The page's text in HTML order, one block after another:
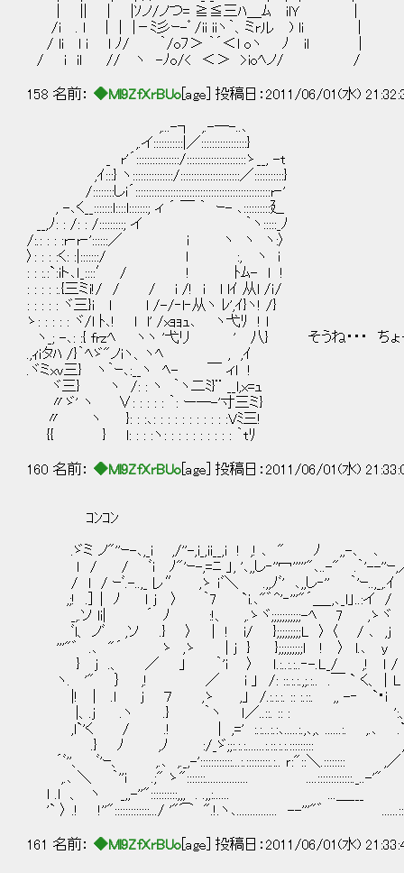
| || | |ｿノ/ノつ= ≧≦三ﾊ＿ﾑ ilＹ |
/i . l | | |－ﾐ彡ｰ-゜/ii iiヽ｀、ミrル ) li |
/ li l i l ﾉ/ ｀/oﾌ＞ ｀´＜l oヽ ﾉ il |
/ i il // ヽ -ﾉo/< ＜＞ >ioﾍノ/ /
158 名前： ◆Ml9ZfXrBUo [age] 投稿日：2011/06/01(水)
,...-┐ ,.-―-..､
,.イ:::::::::::|／:::::::::::::::::}
_ r'´::::::::::::::::/::::::::::::::::::::::ゝ__, -t
,ｲ:::} ヽ:::::::::::::::/::::::::::::::::::::::／:::::::::::}
/::::::::しi´::::::::::::::::::::::::::::::::::::::::::::::::::r‐'
, -､く__:::::::l::::l:::::::; ィ ´ ￣ ｀ ｰ- ､::::::::::廴
__,ﾉ: : /: : /:::::::::; イ ｀ヽ:::::_ﾉ
/:.: : : :r‐r‐'::::::／ i ヽ ヽ ヽ:〉
〉: : : :く: :|:::::::/ l :, ヽ i
: : :.:`:iト､ｌ_::::′ / ! ﾄﾑ- l !
: : : : :.{三ミi!/ / / i /! i l lｲ 从l /ｉ/
: : : : : ヾ三}i l l /-/‐l‐从ヽ ﾚ',ｲ}ヽ! /}
ゝ: : : : : ヾ/l ﾄ､! l l' /xｮｮｭ､ ヽ弋ﾘ ! l
ヽ_; -､: :{ frzﾍ ヽヽ '弋リ ' 八} そうね・・・ ちょっ
.,ｨｉタﾊ /}｀ﾍゞ"ノiヽ、ヽﾍ , ,ｲ
.ヾミxv三} ヽ｀ｰ､:__ヽ ﾍ- ￣ ィl !
ヾ三} ヽ /: : ヽ ｀ヽ二ﾐ}¨ __l,x=ｭ
〃ゞ' ヽ ∨: : : : : ｀: ー―-'寸三ミ}
〃 ヽ }: : :､: : : : : : : : : : :Vﾐ三!
{{ } l: : : :ヽ: : : : : : : : : : ｀tﾘ
160 名前： ◆Ml9ZfXrBUo [age] 投稿日：2011/06/01(水)
ｺﾝｺﾝ ﾄ
.ゞミ ノ"''ｰ-､,_i ,/''-,i_,ii__,i ! ,! ､ " ﾉ ,,-､
ｌ / / ﾞi ﾉ"'ｰ-,=ﾆ 」, '､,,し‐''冖'''''"､..-" .｀'--''ｰ,
/ l / ｰﾞ.-..,_ レ″ ,ゝ ｉﾞ＼ .,,ﾉﾞ' ､,,し‐'' ｀'ｰ
,;! .］ | ﾉ ｌ j 〉 ｀7 `i.､"゛^'‐'''"´＿_,､_l」..:イ /
_,.ソ li| ´ ﾉ :!、 ,.ゝヾ;;;;;;;;;;;-ﾍ 7 ,ゝヾ
ﾞl、 ノﾞ ,ソ .} 〉 | ! i/ };;;;;;;;;L 〉 〈 / ､
'''"゛ .､ "´ ゝ ,ゝ | j } };;;;;;;;;l ! 〉 l.､
} j .、 ／ 」 ｀'i 〉 ｌ.:..:.:..‐-.L_/ ,! ｌ /
ヽ. '" ｝ ,! ／ i 」 /: ::.:.:.,;.:.. .￣ ` く、│L ｌ!l
|! | .l j ７ ,ゝ ,」 /.:.:.:. :: :.::. ,, -‐ `･i .!
|、.j .ヽ .} ｀ヽ ｌ／..::. :: : ':、 ｛
,l`'く / .! | ,=' :.:...:.:､.....:.,､,、......:. ,.､ .`:
.} ﾉ ,ﾉ :/_ゞ;;:.:.:.......:.::.:.:.::::::::: ,..-‐:
´ﾞ''、 ﾞ'ｰ、 ,.､ ,._,-'::::::::::::...:.:::::::::.:.. ｒ:"::＼.:::::::: ,／
,.､ ＼ ｀''i .;" ゝ":::::::................ ....:::::::::::::._..-'"
ｌ .l 、 ヽ _,,-''"::::::::::,,, . .,,:...... ...＿
'` 〉 .! !''":::::::::::::.../ '"⌒ ".!.ヽ､............... --'''"゛
161 名前： ◆Ml9ZfXrBUo [age] 投稿日：2011/06/01(水)